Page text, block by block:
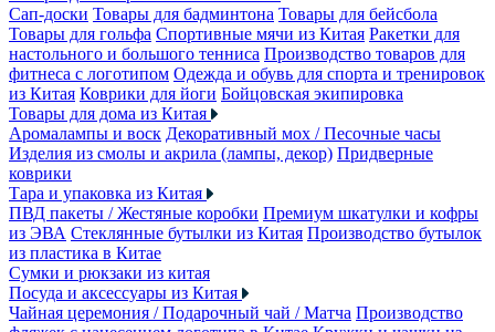
Сап-доски Товары для бадминтона Товары для бейсбола
Товары для гольфа Спортивные мячи из Китая Ракетки для
настольного и большого тенниса Производство товаров для
фитнеса с логотипом Одежда и обувь для спорта и тренировок
из Китая Коврики для йоги Бойцовская экипировка
Товары для дома из Китая
Аромалампы и воск Декоративный мох / Песочные часы
Изделия из смолы и акрила (лампы, декор) Придверные
коврики
Тара и упаковка из Китая
ПВД пакеты / Жестяные коробки Премиум шкатулки и кофры
из ЭВА Стеклянные бутылки из Китая Производство бутылок
из пластика в Китае
Сумки и рюкзаки из китая
Посуда и аксессуары из Китая
Чайная церемония / Подарочный чай / Матча Производство